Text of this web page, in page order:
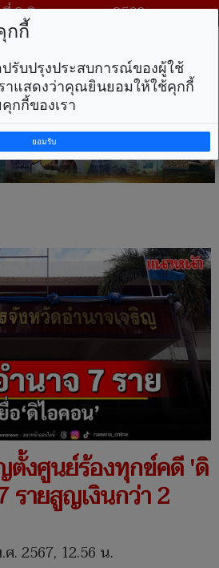
9 สิงหาคม พ.ศ. 2569
ตั้งศูนย์ร้องทุกข์คดี 'ดิ
รายสูญเงินกว่า 2
. 2567, 12.56 น.
กกี้
ปรับปรุงประสบการณ์ของผู้ใช้
ราแสดงว่าคุณยินยอมให้ใช้คุกกี้
กกี้ของเรา
ยอมรับ